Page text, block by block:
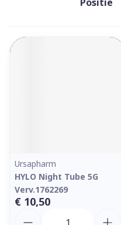
Sorteer op:
Ursapharm
HYLO Night Tube 5G
Verv.1762269
€ 10,50